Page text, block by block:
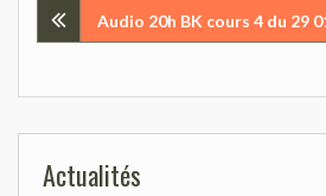
Navigation
l’article
Audio 20h BK cours 4 du 29
Actualités